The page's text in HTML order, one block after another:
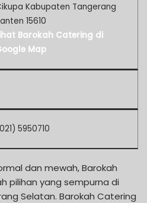
Kabupaten Tangerang
15610
Barokah Catering di
Map
5950710
dan mewah, Barokah
pilihan yang sempurna di
Selatan. Barokah Catering